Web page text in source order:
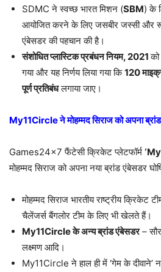
SDMC ने स्वच्छ भारत मिशन (SBM) के
आयोजित करने के लिए जसबीर जस्सी और
एंबेसडर की पहचान की है।
संशोधित प्लास्टिक प्रबंधन नियम, 2021को
गया और यह निर्णय लिया गया कि120
पूर्ण प्रतिबंधलगाया जाए।
My11Circle ने मोहम्मद सिराज को अपना
Games24x7 फैंटेसी क्रिकेट प्लेटफॉर्म
मोहम्मद सिराज को अपना नया ब्रांड एंबेसडर
मोहम्मद सिराज भारतीय राष्ट्रीय क्रिकेट
चैलेंजर्स बैंगलोर टीम के लिए भी खेलते हैं।
My11Circle के अन्य ब्रांड एंबेसडर–
लक्ष्मण आदि।
My11Circle ने हाल ही में ‘गेम के दीवाने’